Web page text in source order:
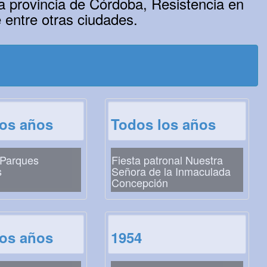
otras ciudades.
años Todos los años
Fiesta patronal Nuestra
Señora de la Inmaculada
Concepción
años 1954